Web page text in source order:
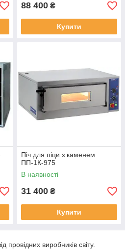
88 400 ₴
Купити
Піч для піци з каменем
ПП-1К-975
В наявності
31 400 ₴
Купити
провідних виробників світу.